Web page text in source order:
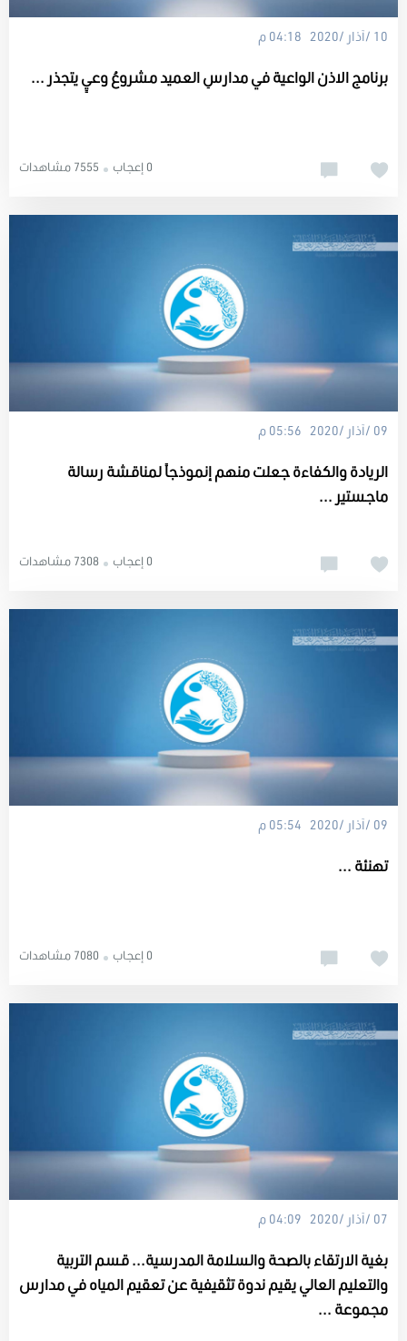
10 /آذار /2020 04:18 م
برنامج الاذن الواعية في مدارسِ العميد مشروعُ وعيٍ يتجذر ...
7555 مشاهدات 0 إعجاب
09 /آذار /2020 05:56 م
الريادة والكفاءة جعلت منهم إنموذجاً لمناقشة رسالة
ماجستير ...
7308 مشاهدات 0 إعجاب
09 /آذار /2020 05:54 م
تهنئة ...
7080 مشاهدات 0 إعجاب
07 /آذار /2020 04:09 م
بغية الارتقاء بالصحة والسلامة المدرسية... قسم التربية
والتعليم العالي يقيم ندوة تثقيفية عن تعقيم المياه في مدارس
مجموعة ...